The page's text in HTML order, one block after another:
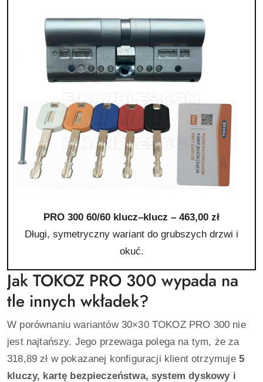
PRO 300 60/60 klucz–klucz – 463,00 zł
Długi, symetryczny wariant do grubszych drzwi i
okuć.
Jak TOKOZ PRO 300 wypada na
tle innych wkładek?
W porównaniu wariantów 30×30 TOKOZ PRO 300 nie
jest najtańszy. Jego przewaga polega na tym, że za
318,89 zł w pokazanej konfiguracji klient otrzymuje 5
kluczy, kartę bezpieczeństwa, system dyskowy i